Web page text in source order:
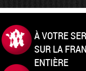
À VOTRE
SUR LA
ENTIÈRE